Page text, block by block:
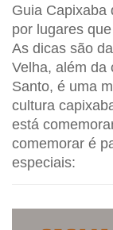
Guia Capixaba
por lugares
As dicas são
Velha, além da
Santo, é uma
cultura
está
comemorar é
especiais: